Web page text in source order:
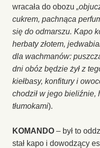
wracała do obozu
cukrem, pachnąca
się do odmarszu. Kapo
herbaty złotem,
dla wachmanów:
dni obóz będzie żył z
kiełbasy, konfitury i
chodził w jego bieliźnie,
tłumokami).
KOMANDO – był to
stał kapo i dowodzący